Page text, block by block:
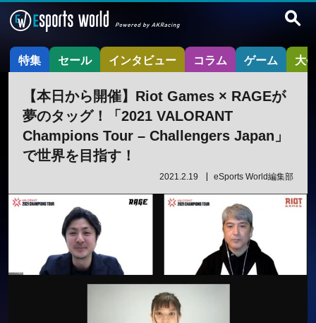
特集 セール インタビュー コラム ゲーム 大
【本日から開催】Riot Games × RAGEが
夢のタッグ！「2021 VALORANT
Champions Tour – Challengers Japan」
で世界を目指す！
2021.2.19 eSports World編集部